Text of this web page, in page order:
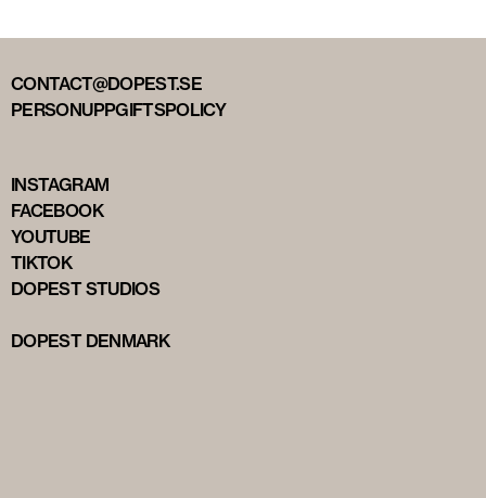
CONTACT@DOPEST.SE
PERSONUPPGIFTSPOLICY
INSTAGRAM
FACEBOOK
YOUTUBE
TIKTOK
DOPEST STUDIOS
DOPEST DENMARK